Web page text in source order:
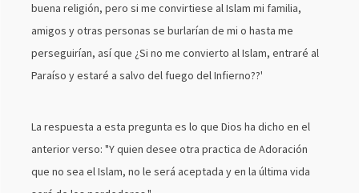
buena religión, pero si me convirtiese al Islam mi familia,
amigos y otras personas se burlarían de mi o hasta me
perseguirían, así que ¿Si no me convierto al Islam, entraré al
Paraíso y estaré a salvo del fuego del Infierno??'
La respuesta a esta pregunta es lo que Dios ha dicho en el
anterior verso: "Y quien desee otra practica de Adoración
que no sea el Islam, no le será aceptada y en la última vida